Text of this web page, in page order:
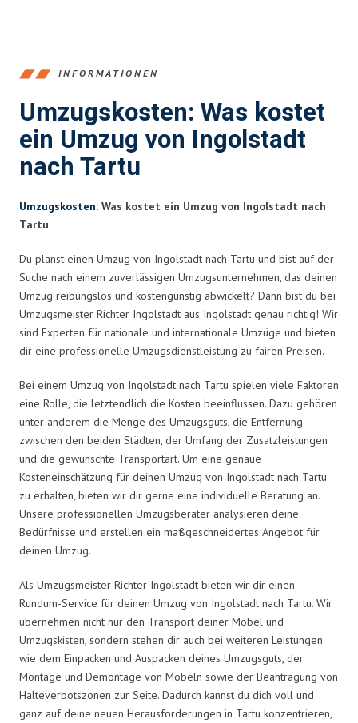
INFORMATIONEN
Umzugskosten: Was kostet
ein Umzug von Ingolstadt
nach Tartu
Umzugskosten: Was kostet ein Umzug von Ingolstadt nach
Tartu
Du planst einen Umzug von Ingolstadt nach Tartu und bist auf der
Suche nach einem zuverlässigen Umzugsunternehmen, das deinen
Umzug reibungslos und kostengünstig abwickelt? Dann bist du bei
Umzugsmeister Richter Ingolstadt aus Ingolstadt genau richtig! Wir
sind Experten für nationale und internationale Umzüge und bieten
dir eine professionelle Umzugsdienstleistung zu fairen Preisen.
Bei einem Umzug von Ingolstadt nach Tartu spielen viele Faktoren
eine Rolle, die letztendlich die Kosten beeinflussen. Dazu gehören
unter anderem die Menge des Umzugsguts, die Entfernung
zwischen den beiden Städten, der Umfang der Zusatzleistungen
und die gewünschte Transportart. Um eine genaue
Kosteneinschätzung für deinen Umzug von Ingolstadt nach Tartu
zu erhalten, bieten wir dir gerne eine individuelle Beratung an.
Unsere professionellen Umzugsberater analysieren deine
Bedürfnisse und erstellen ein maßgeschneidertes Angebot für
deinen Umzug.
Als Umzugsmeister Richter Ingolstadt bieten wir dir einen
Rundum-Service für deinen Umzug von Ingolstadt nach Tartu. Wir
übernehmen nicht nur den Transport deiner Möbel und
Umzugskisten, sondern stehen dir auch bei weiteren Leistungen
wie dem Einpacken und Auspacken deines Umzugsguts, der
Montage und Demontage von Möbeln sowie der Beantragung von
Halteverbotszonen zur Seite. Dadurch kannst du dich voll und
ganz auf deine neuen Herausforderungen in Tartu konzentrieren,